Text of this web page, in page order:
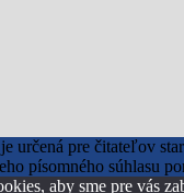
určená pre čitateľov
písomného súhlasu
aby sme pre vás